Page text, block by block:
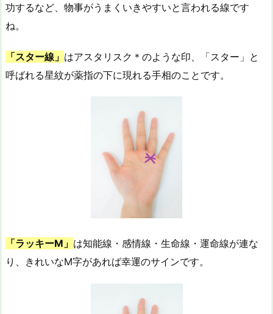
功するなど、物事がうまくいきやすいと言われる線です
ね。
「スター線」 はアスタリスク＊のような印、「スター」と
呼ばれる星紋が薬指の下に現れる手相のことです。
「ラッキーM」 は知能線・感情線・生命線・運命線が連な
り、きれいなM字があれば幸運のサインです。